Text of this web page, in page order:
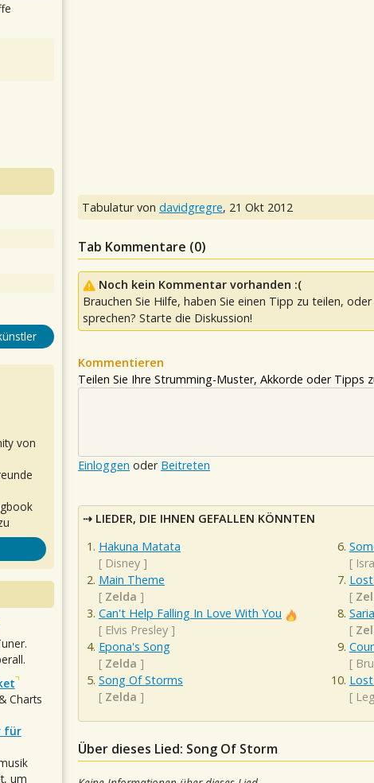
Tabulatur von davidgregre, 21 Okt 2012
Tab Kommentare (0)
Noch kein Kommentar vorhanden :(
Brauchen Sie Hilfe, haben Sie einen Tipp zu teilen,
sprechen? Starte die Diskussion!
Kommentieren
Teilen Sie Ihre Strumming-Muster, Akkorde oder Tipps
Einloggen oder Beitreten
LIEDER, DIE IHNEN GEFALLEN KÖNNTEN
Hakuna Matata
[ Disney ]
Main Theme
[ Zelda ]
Can't Help Falling In Love With You
[ Elvis Presley ]
Epona's Song
[ Zelda ]
Song Of Storms
[ Zelda ]
[
[
[
[
[
Über dieses Lied: Song Of Storm
von
Charts
für
um